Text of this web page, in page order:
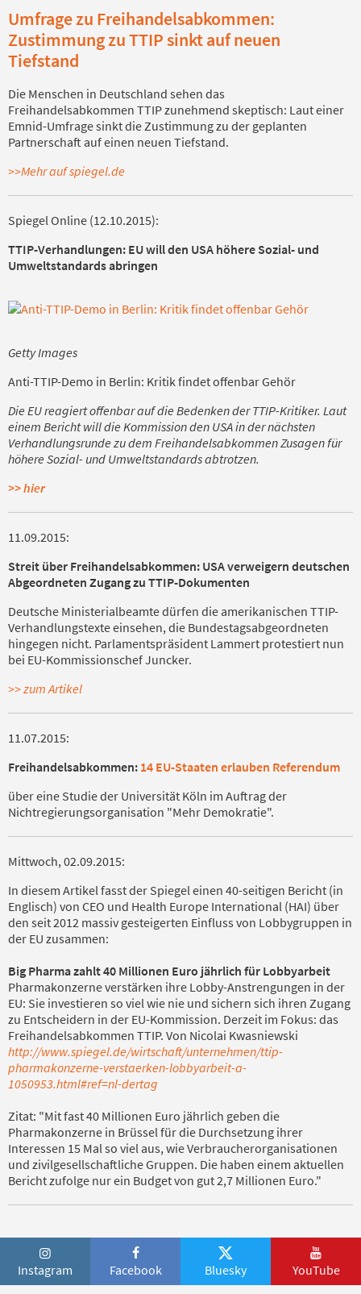
Umfrage zu Freihandelsabkommen:
Zustimmung zu TTIP sinkt auf neuen
Tiefstand
Die Menschen in Deutschland sehen das
Freihandelsabkommen TTIP zunehmend skeptisch: Laut einer
Emnid-Umfrage sinkt die Zustimmung zu der geplanten
Partnerschaft auf einen neuen Tiefstand.
>>Mehr auf spiegel.de
Spiegel Online (12.10.2015):
TTIP-Verhandlungen: EU will den USA höhere Sozial- und
Umweltstandards abringen
Getty Images
Anti-TTIP-Demo in Berlin: Kritik findet offenbar Gehör
Die EU reagiert offenbar auf die Bedenken der TTIP-Kritiker. Laut
einem Bericht will die Kommission den USA in der nächsten
Verhandlungsrunde zu dem Freihandelsabkommen Zusagen für
höhere Sozial- und Umweltstandards abtrotzen.
>> hier
11.09.2015:
Streit über Freihandelsabkommen: USA verweigern deutschen
Abgeordneten Zugang zu TTIP-Dokumenten
Deutsche Ministerialbeamte dürfen die amerikanischen TTIP-
Verhandlungstexte einsehen, die Bundestagsabgeordneten
hingegen nicht. Parlamentspräsident Lammert protestiert nun
bei EU-Kommissionschef Juncker.
>> zum Artikel
11.07.2015:
Freihandelsabkommen: 14 EU-Staaten erlauben Referendum
über eine Studie der Universität Köln im Auftrag der
Nichtregierungsorganisation "Mehr Demokratie".
Mittwoch, 02.09.2015:
In diesem Artikel fasst der Spiegel einen 40-seitigen Bericht (in
Englisch) von CEO und Health Europe International (HAI) über
den seit 2012 massiv gesteigerten Einfluss von Lobbygruppen in
der EU zusammen:
Big Pharma zahlt 40 Millionen Euro jährlich für Lobbyarbeit
Pharmakonzerne verstärken ihre Lobby-Anstrengungen in der
EU: Sie investieren so viel wie nie und sichern sich ihren Zugang
zu Entscheidern in der EU-Kommission. Derzeit im Fokus: das
Freihandelsabkommen TTIP. Von Nicolai Kwasniewski
http://www.spiegel.de/wirtschaft/unternehmen/ttip-
pharmakonzerne-verstaerken-lobbyarbeit-a-
1050953.html#ref=nl-dertag
Zitat: "Mit fast 40 Millionen Euro jährlich geben die
Pharmakonzerne in Brüssel für die Durchsetzung ihrer
Interessen 15 Mal so viel aus, wie Verbraucherorganisationen
und zivilgesellschaftliche Gruppen. Die haben einem aktuellen
Bericht zufolge nur ein Budget von gut 2,7 Millionen Euro."
Instagram Facebook Bluesky YouTube